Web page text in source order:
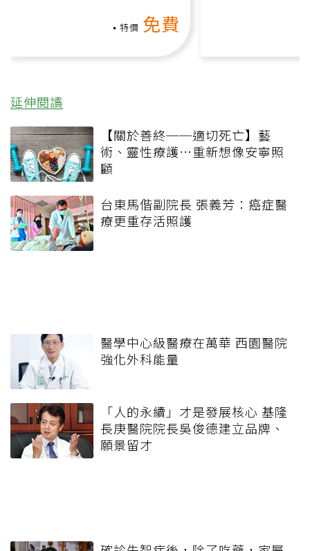
特價 免費
延伸閱讀
【關於善終──適切死亡】藝
術、靈性療護…重新想像安寧照
顧
台東馬偕副院長 張義芳：癌症醫
療更重存活照護
醫學中心級醫療在萬華 西園醫院
強化外科能量
「人的永續」才是發展核心 基隆
長庚醫院院長吳俊德建立品牌、
願景留才